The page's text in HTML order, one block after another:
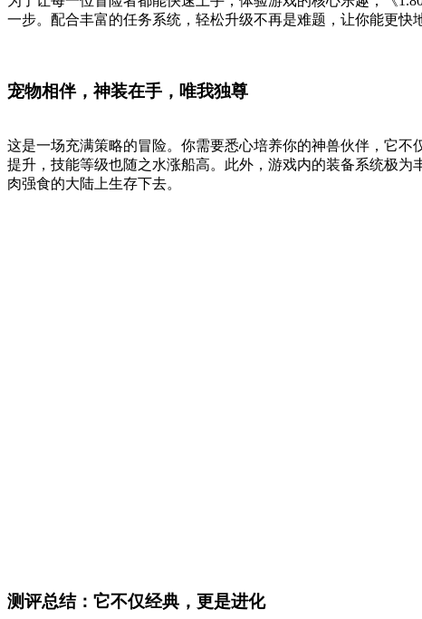
一步。配合丰富的任务系统，轻松升级不再是难题，让你能更快
宠物相伴，神装在手，唯我独尊
这是一场充满策略的冒险。你需要悉心培养你的神兽伙伴，它
提升，技能等级也随之水涨船高。此外，游戏内的装备系统极
肉强食的大陆上生存下去。
测评总结：它不仅经典，更是进化